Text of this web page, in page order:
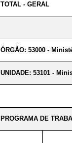
TOTAL - GERAL
ÓRGÃO: 53000 -
UNIDADE: 53101 -
PROGRAMA DE